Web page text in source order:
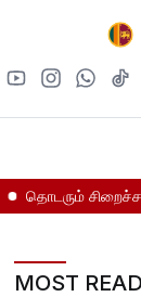
தொடரும்
MOST READ